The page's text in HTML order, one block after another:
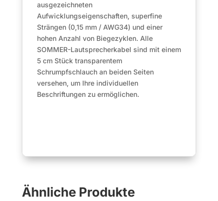
NEUTRIK®
Menge
ausgezeichneten
Aufwicklungseigenschaften, superfine
Strängen (0,15 mm / AWG34) und einer
hohen Anzahl von Biegezyklen. Alle
SOMMER-Lautsprecherkabel sind mit einem
5 cm Stück transparentem
Schrumpfschlauch an beiden Seiten
versehen, um Ihre individuellen
Beschriftungen zu ermöglichen.
Ähnliche Produkte